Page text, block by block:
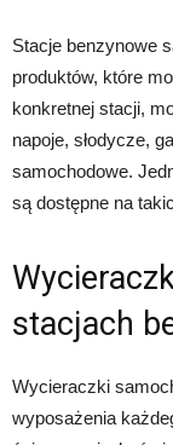
Stacje benzynowe
produktów, które
konkretnej stacji,
napoje, słodycze,
samochodowe.
są dostępne na
stacjach
Wycieraczki
wyposażenia